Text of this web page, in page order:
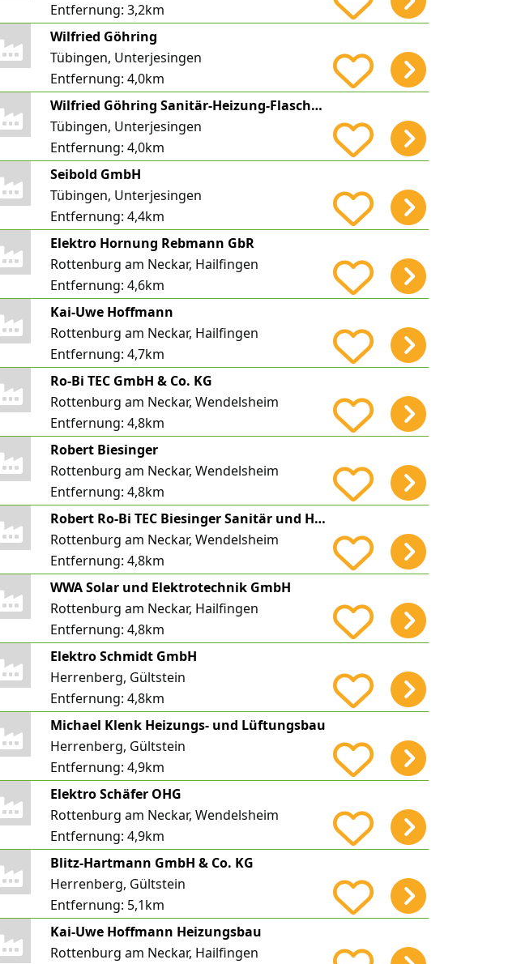
Entfernung:3,2km
Wilfried Göhring
Tübingen, Unterjesingen
Entfernung:4,0km
Wilfried Göhring Sanitär-Heizung-Flaschnerei
Tübingen, Unterjesingen
Entfernung:4,0km
Seibold GmbH
Tübingen, Unterjesingen
Entfernung:4,4km
Elektro Hornung Rebmann GbR
Rottenburg am Neckar, Hailfingen
Entfernung:4,6km
Kai-Uwe Hoffmann
Rottenburg am Neckar, Hailfingen
Entfernung:4,7km
Ro-Bi TEC GmbH & Co. KG
Rottenburg am Neckar, Wendelsheim
Entfernung:4,8km
Robert Biesinger
Rottenburg am Neckar, Wendelsheim
Entfernung:4,8km
Robert Ro-Bi TEC Biesinger Sanitär und Haustechnik
Rottenburg am Neckar, Wendelsheim
Entfernung:4,8km
WWA Solar und Elektrotechnik GmbH
Rottenburg am Neckar, Hailfingen
Entfernung:4,8km
Elektro Schmidt GmbH
Herrenberg, Gültstein
Entfernung:4,8km
Michael Klenk Heizungs- und Lüftungsbau
Herrenberg, Gültstein
Entfernung:4,9km
Elektro Schäfer OHG
Rottenburg am Neckar, Wendelsheim
Entfernung:4,9km
Blitz-Hartmann GmbH & Co. KG
Herrenberg, Gültstein
Entfernung: 5,1km
Kai-Uwe Hoffmann Heizungsbau
Rottenburg am Neckar, Hailfingen